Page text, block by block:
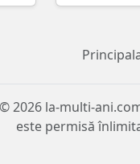
© 2026 la-multi-
este permisă